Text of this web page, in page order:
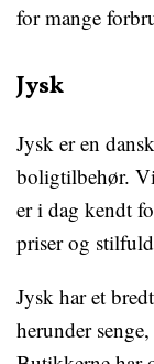
for mange
Jysk
Jysk er en
boligtilbehør.
er i dag kendt
priser og
Jysk har et
herunder